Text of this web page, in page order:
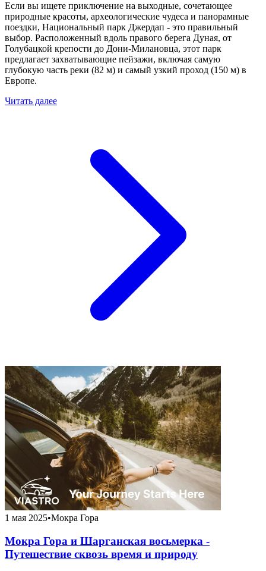
Если вы ищете приключение на выходные, сочетающее
природные красоты, археологические чудеса и панорамные
поездки, Национальный парк Джердап - это правильный
выбор. Расположенный вдоль правого берега Дуная, от
Голубацкой крепости до Дони-Милановца, этот парк
предлагает захватывающие пейзажи, включая самую
глубокую часть реки (82 м) и самый узкий проход (150 м) в
Европе.
Читать далее
1 мая 2025•Мокра Гора
Мокра Гора и Шарганская восьмерка -
Путешествие сквозь время и природу